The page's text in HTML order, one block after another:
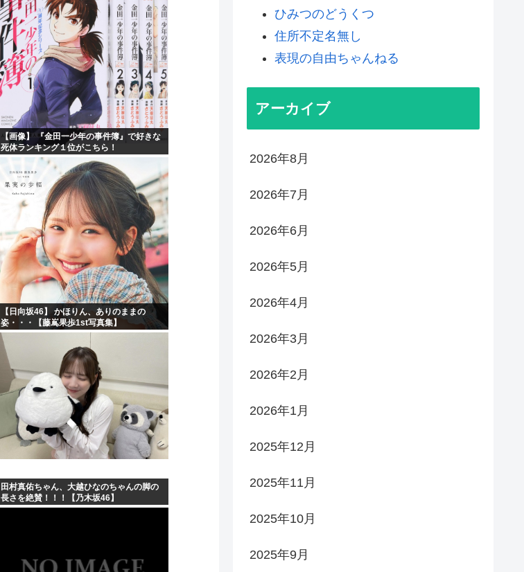
【画像】 『金田一少年の事件簿』で好きな
死体ランキング１位がこちら！
【日向坂46】 かほりん、ありのままの
姿・・・【藤嶌果歩1st写真集】
田村真佑ちゃん、大越ひなのちゃんの脚の
長さを絶賛！！！【乃木坂46】
ひみつのどうくつ
住所不定名無し
表現の自由ちゃんねる
アーカイブ
2026年8月
2026年7月
2026年6月
2026年5月
2026年4月
2026年3月
2026年2月
2026年1月
2025年12月
2025年11月
2025年10月
2025年9月